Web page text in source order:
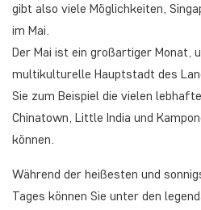
gibt also viele Möglichkeiten,
im Mai.
Der Mai ist ein großartiger Monat,
multikulturelle Hauptstadt des
Sie zum Beispiel die vielen
Chinatown, Little India und
können.
Während der heißesten und
Tages können Sie unter den